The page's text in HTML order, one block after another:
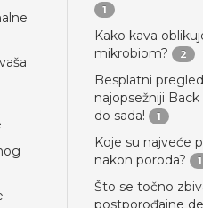
1
Kako kava
mikrobiom?
2
Besplatni
najopsežniji
do sada!
1
Koje su najveće
nakon poroda?
1
Što se točno
postporođajne